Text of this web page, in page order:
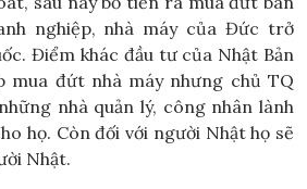
nghiệp, nhà máy của Đức trở
Điểm khác đầu tư của Nhật Bản
đứt nhà máy nhưng chủ TQ
nhà quản lý, công nhân lành
họ. Còn đối với người Nhật họ sẽ
Nhật.